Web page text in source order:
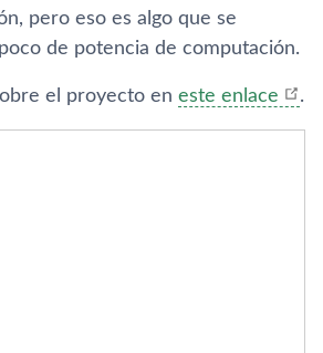
pero eso es algo que se
de potencia de computación.
el proyecto en este enlace .